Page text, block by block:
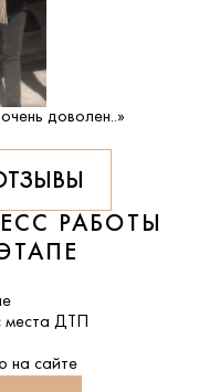
доволен..»
РАБОТЫ
места ДТП
на сайте